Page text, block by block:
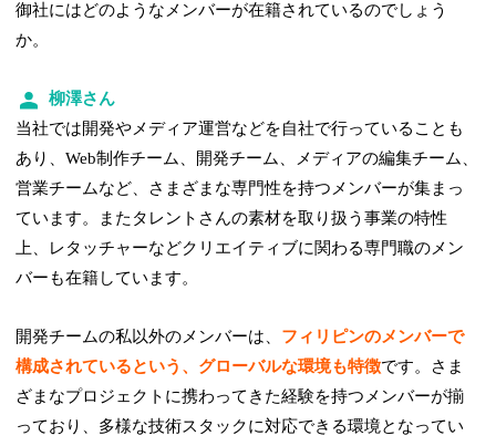
御社にはどのようなメンバーが在籍されているのでしょう
か。
柳澤さん
当社では開発やメディア運営などを自社で行っていることも
あり、Web制作チーム、開発チーム、メディアの編集チーム、
営業チームなど、さまざまな専門性を持つメンバーが集まっ
ています。またタレントさんの素材を取り扱う事業の特性
上、レタッチャーなどクリエイティブに関わる専門職のメン
バーも在籍しています。
開発チームの私以外のメンバーは、 フィリピンのメンバーで
構成されているという、グローバルな環境も特徴です。さま
ざまなプロジェクトに携わってきた経験を持つメンバーが揃
っており、多様な技術スタックに対応できる環境となってい